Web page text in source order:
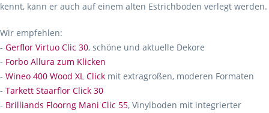
kennt, kann er auch auf einem alten Estrichboden verlegt werden.
Wir empfehlen:
- Gerflor Virtuo Clic 30, schöne und aktuelle Dekore
- Forbo Allura zum Klicken
- Wineo 400 Wood XL Click mit extragroßen, moderen Formaten
- Tarkett Staarflor Click 30
- Brilliands Floorng Mani Clic 55, Vinylboden mit integrierter